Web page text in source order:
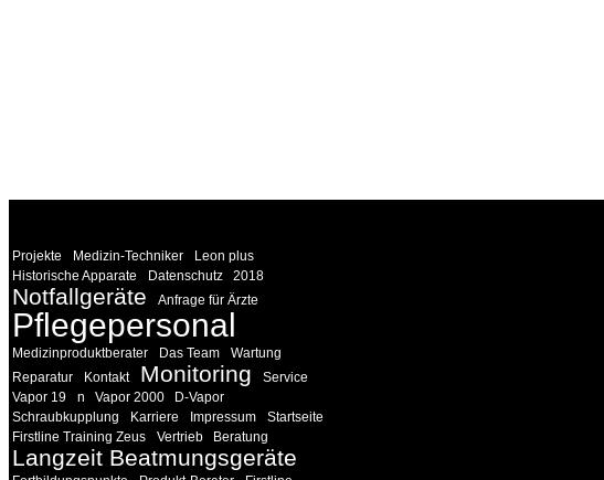
Projekte Medizin-Techniker
Leon plus
Historische Apparate
Datenschutz 2018
Notfallgeräte Anfrage für Ärzte
Pflegepersonal
Medizinproduktberater Das Team
Wartung
Reparatur
Kontakt Monitoring
Service
Vapor 19
n Vapor 2000
D-Vapor
Schraubkupplung
Karriere Impressum
Startseite
Firstline Training Zeus
Vertrieb Beratung
Langzeit Beatmungsgeräte